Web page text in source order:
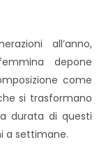
all’anno,
depone
come
si trasformano
durata di questi
a settimane.